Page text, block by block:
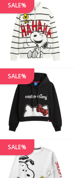
SALE%
SALE%
SALE%